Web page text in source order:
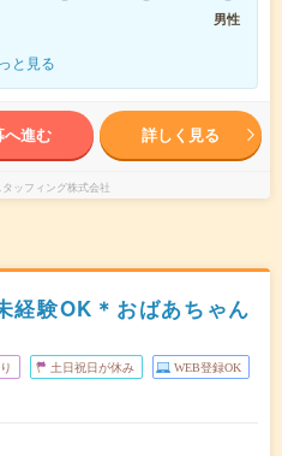
男性
と見る
へ進む 詳しく見る
ッフィング株式会社
経験OK＊おばあちゃん
土日祝日が休み WEB登録OK